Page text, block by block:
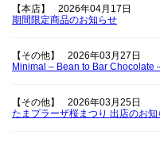
【本店】
2026年04月17日
期間限定商品のお知らせ
【その他】
2026年03月27日
Minimal – Bean to Bar Chocolate
【その他】
2026年03月25日
たまプラーザ桜まつり 出店のお知